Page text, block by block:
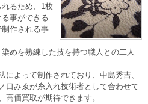
るため、1枚
事ができる
作される事
めを熟練した技を持つ職人との二人
によって制作されており、中島秀吉、
口みゑが糸入れ技術者として合わせて
高価買取が期待できます。